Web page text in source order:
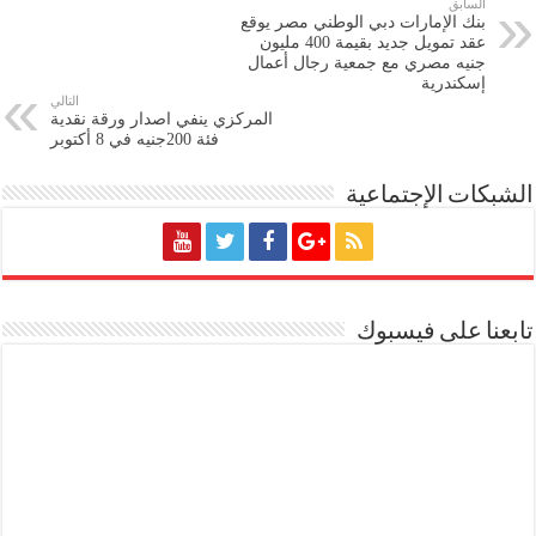
السابق
بنك الإمارات دبي الوطني مصر يوقع
عقد تمويل جديد بقيمة 400 مليون
جنيه مصري مع جمعية رجال أعمال
إسكندرية
التالي
المركزي ينفي اصدار ورقة نقدية
فئة 200جنيه في 8 أكتوبر
الشبكات الإجتماعية
تابعنا على فيسبوك